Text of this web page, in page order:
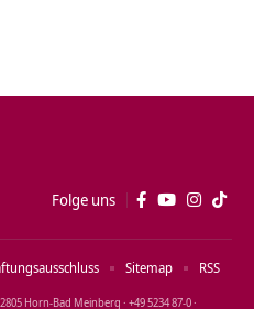
Folge uns
Horn‑Bad Meinberg · +49 5234 87‑0 ·
Sitemap RSS